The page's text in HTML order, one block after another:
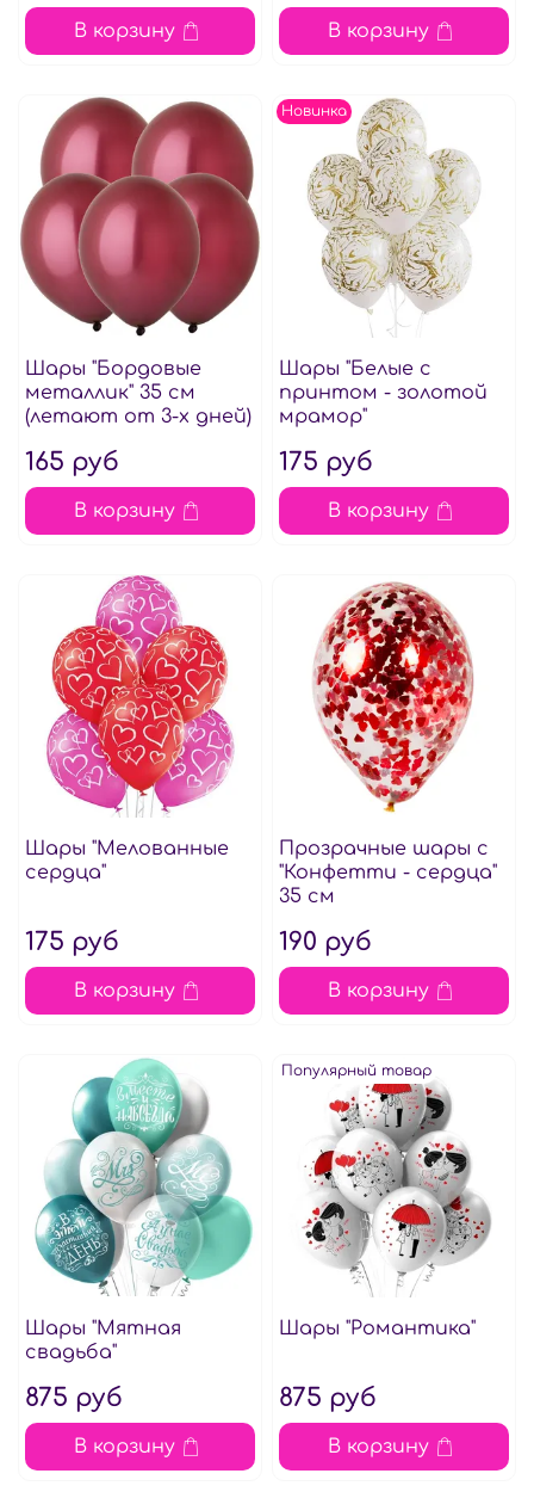
В корзину В корзину
Шары "Бордовые
металлик" 35 см
(летают от 3-х дней)
165 руб
В корзину
Новинка
Шары "Белые с
принтом - золотой
мрамор"
175 руб
В корзину
Шары "Мелованные
сердца"
175 руб
В корзину
Прозрачные шары с
"Конфетти - сердца"
35 см
190 руб
В корзину
Шары "Мятная
свадьба"
875 руб
В корзину
Популярный товар
Шары "Романтика"
875 руб
В корзину